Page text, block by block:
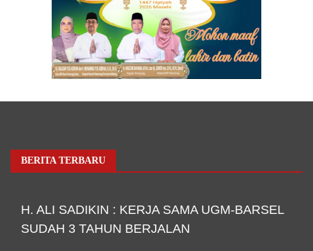
BERITA TERBARU
H. ALI SADIKIN : KERJA SAMA UGM-BARSEL
SUDAH 3 TAHUN BERJALAN